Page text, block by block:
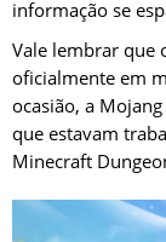
informação se
Vale lembrar que
oficialmente em
ocasião, a
que estavam
Minecraft